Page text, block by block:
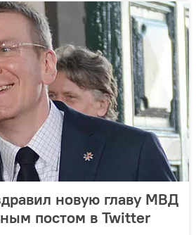
новую главу МВД
постом в Twitter